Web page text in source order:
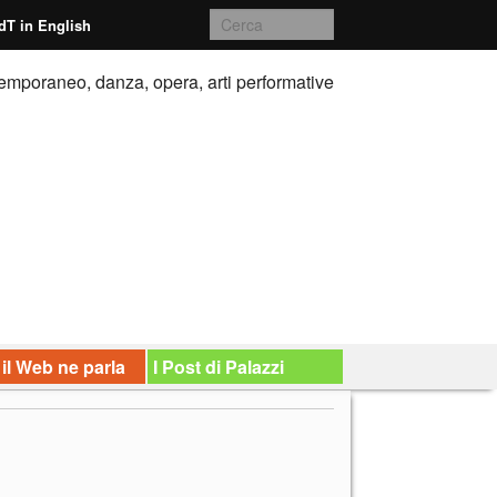
in English
danza, opera, arti performative
Web ne parla I Post di Palazzi